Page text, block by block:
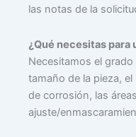
las notas de la
¿Qué necesitas para
Necesitamos el
tamaño de la pieza,
de corrosión, las
ajuste/